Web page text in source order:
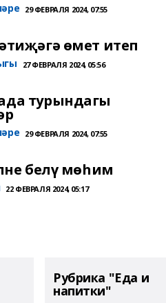
29 ФЕВРАЛЯ 2024, 07:55
өмет итеп
27 ФЕВРАЛЯ 2024, 05:56
турындагы
29 ФЕВРАЛЯ 2024, 07:55
белү мөһим
22 ФЕВРАЛЯ 2024, 05:17
Рубрика "Еда и
напитки"